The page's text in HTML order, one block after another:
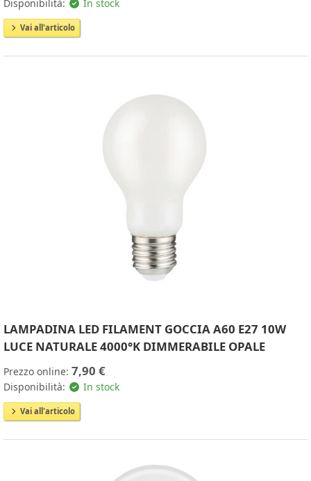
Disponibilità: In stock
Vai all'articolo
LAMPADINA LED FILAMENT GOCCIA A60 E27 10W
LUCE NATURALE 4000°K DIMMERABILE OPALE
Prezzo online: 7,90 €
Disponibilità: In stock
Vai all'articolo